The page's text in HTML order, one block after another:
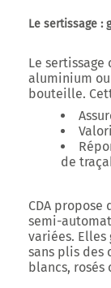
Le sertissage :
Le sertissage
aluminium
bouteille.
de
CDA propose
semi-
variées.
sans plis des
blancs, rosés